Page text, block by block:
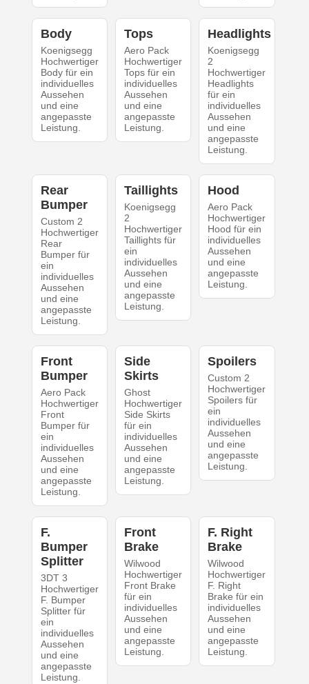
Body
Koenigsegg
Hochwertiger
Body für ein
individuelles
Aussehen
und eine
angepasste
Leistung.
Tops
Aero Pack
Hochwertiger
Tops für ein
individuelles
Aussehen
und eine
angepasste
Leistung.
Headlights
Koenigsegg
2
Hochwertiger
Headlights
für ein
individuelles
Aussehen
und eine
angepasste
Leistung.
Rear
Bumper
Custom 2
Hochwertiger
Rear
Bumper für
ein
individuelles
Aussehen
und eine
angepasste
Leistung.
Taillights
Koenigsegg
2
Hochwertiger
Taillights für
ein
individuelles
Aussehen
und eine
angepasste
Leistung.
Hood
Aero Pack
Hochwertiger
Hood für ein
individuelles
Aussehen
und eine
angepasste
Leistung.
Front
Bumper
Aero Pack
Hochwertiger
Front
Bumper für
ein
individuelles
Aussehen
und eine
angepasste
Leistung.
Side
Skirts
Ghost
Hochwertiger
Side Skirts
für ein
individuelles
Aussehen
und eine
angepasste
Leistung.
Spoilers
Custom 2
Hochwertiger
Spoilers für
ein
individuelles
Aussehen
und eine
angepasste
Leistung.
F.
Bumper
Splitter
3DT 3
Hochwertiger
F. Bumper
Splitter für
ein
individuelles
Aussehen
und eine
angepasste
Leistung.
Front
Brake
Wilwood
Hochwertiger
Front Brake
für ein
individuelles
Aussehen
und eine
angepasste
Leistung.
F. Right
Brake
Wilwood
Hochwertiger
F. Right
Brake für ein
individuelles
Aussehen
und eine
angepasste
Leistung.